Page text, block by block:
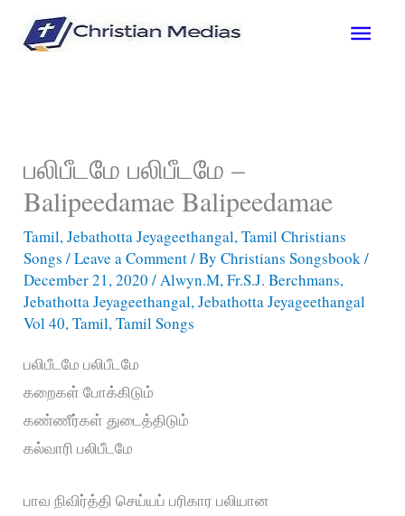
Main
பலிபீடமே பலிபீடமே –
Balipeedamae Balipeedamae
Tamil,Jebathotta Jeyageethangal,Tamil Christians
Songs /Leave a Comment/ ByChristians Songsbook/
December 21, 2020/ Alwyn.M,Fr.S.J. Berchmans,
Jebathotta Jeyageethangal,Jebathotta Jeyageethangal
Vol 40,Tamil,Tamil Songs
பலிபீடமே பலிபீடமே
கறைகள் போக்கிடும்
கண்ணீர்கள் துடைத்திடும்
கல்வாரி பலிபீடமே
பாவ நிவிர்த்தி செய்யப் பரிகார பலியான